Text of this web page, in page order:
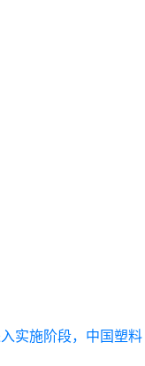
实施阶段，中国塑料